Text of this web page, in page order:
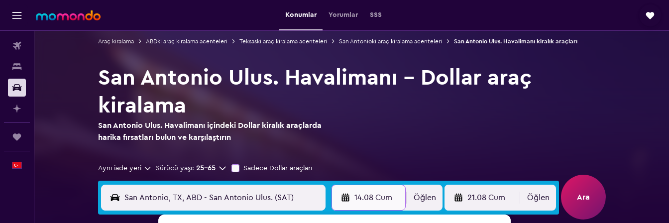
Konumlar Yorumlar SSS
Araç kiralama ABDki araç kiralama acenteleri Teksaski araç kiralama acenteleri San Antonioki araç kiralama acenteleri San Antonio Ulus. Havalimanı kiralık araçları
San Antonio Ulus. Havalimanı - Dollar araç
kiralama
San Antonio Ulus. Havalimanı içindeki Dollar kiralık araçlarda
harika fırsatları bulun ve karşılaştırın
Aynı iade yeri Sürücü yaşı: 25-65 Sadece Dollar araçları
14.08 Cum Öğlen 21.08 Cum Öğlen Ara